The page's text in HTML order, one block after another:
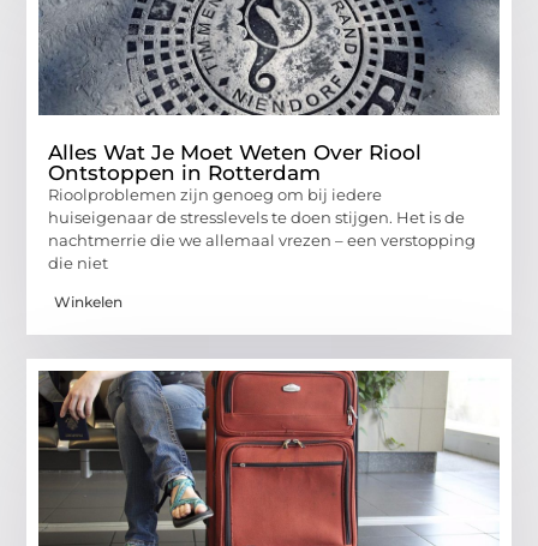
Alles Wat Je Moet Weten Over Riool
Ontstoppen in Rotterdam
Rioolproblemen zijn genoeg om bij iedere
huiseigenaar de stresslevels te doen stijgen. Het is de
nachtmerrie die we allemaal vrezen – een verstopping
die niet
Winkelen